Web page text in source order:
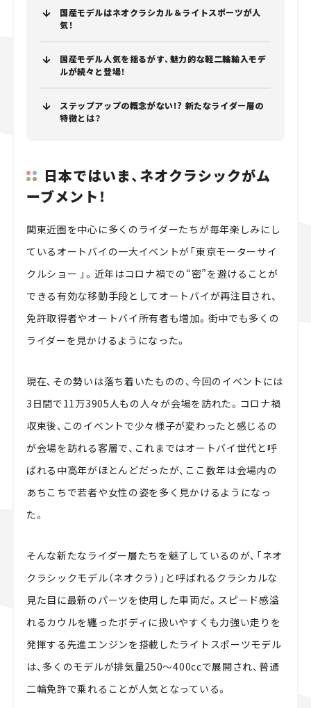
国産モデルはネオクラシカル＆ライトスポーツが人
気！
国産モデル人気を揺るがす、魅力的な軽二輪輸入モデ
ルが続々と登場！
ステップアップの概念がない!? 新たなライダー層の
特徴とは？
日本ではいま、ネオクラシックがム
ーブメント！
関東近圏を中心に多くのライダーたちが毎年楽しみにし
ているオートバイの一大イベントが「東京モーターサイ
クルショー 」。近年はコロナ禍での“密”を避けることが
できる有効な移動手段としてオートバイが再注目され、
免許取得者やオートバイ所有者も増加。街中でも多くの
ライダーを見かけるようになった。
現在、その勢いは落ち着いたものの、今回のイベントには
3日間で11万3905人もの人々が会場を訪れた。コロナ禍
収束後、このイベントで少々様子が変わったと感じるの
が会場を訪れる客層で、これまではオートバイ世代と呼
ばれる中高年がほとんどだったが、ここ数年は会場内の
あちこちで若者や女性の姿を多く見かけるようになっ
た。
そんな新たなライダー層たちを魅了しているのが、「ネオ
クラシックモデル（ネオクラ）」と呼ばれるクラシカルな
見た目に最新のパーツを使用した車両だ。スピード感溢
れるカウルを纏ったボディに扱いやすくも力強い走りを
発揮する先進エンジンを搭載したライトスポーツモデル
は、多くのモデルが排気量250〜400ccで展開され、普通
二輪免許で乗れることが人気となっている。